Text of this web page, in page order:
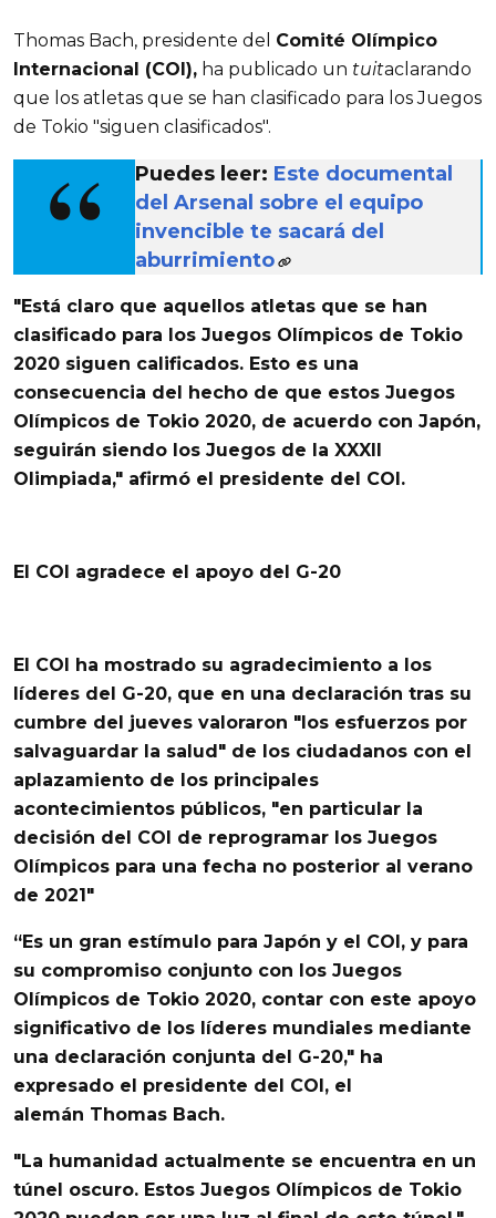
Thomas Bach, presidente del Comité Olímpico
Internacional (COI), ha publicado un tuitaclarando
que los atletas que se han clasificado para los Juegos
de Tokio "siguen clasificados".
Puedes leer: Este documental
del Arsenal sobre el equipo
invencible te sacará del
aburrimiento
"Está claro que aquellos atletas que se han
clasificado para los Juegos Olímpicos de Tokio
2020 siguen calificados. Esto es una
consecuencia del hecho de que estos Juegos
Olímpicos de Tokio 2020, de acuerdo con Japón,
seguirán siendo los Juegos de la XXXII
Olimpiada," afirmó el presidente del COI.
El COI agradece el apoyo del G-20
El COI ha mostrado su agradecimiento a los
líderes del G-20, que en una declaración tras su
cumbre del jueves valoraron "los esfuerzos por
salvaguardar la salud" de los ciudadanos con el
aplazamiento de los principales
acontecimientos públicos, "en particular la
decisión del COI de reprogramar los Juegos
Olímpicos para una fecha no posterior al verano
de 2021"
“Es un gran estímulo para Japón y el COI, y para
su compromiso conjunto con los Juegos
Olímpicos de Tokio 2020, contar con este apoyo
significativo de los líderes mundiales mediante
una declaración conjunta del G-20," ha
expresado el presidente del COI, el
alemán Thomas Bach.
"La humanidad actualmente se encuentra en un
túnel oscuro. Estos Juegos Olímpicos de Tokio